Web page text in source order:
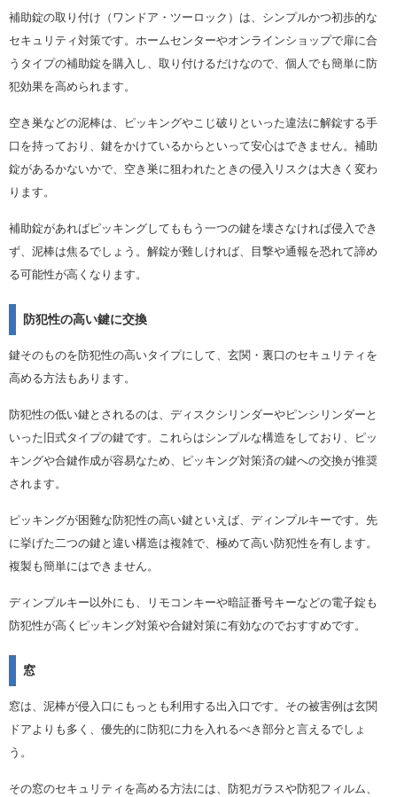
補助錠の取り付け（ワンドア・ツーロック）は、シンプルかつ初歩的な
セキュリティ対策です。ホームセンターやオンラインショップで扉に合
うタイプの補助錠を購入し、取り付けるだけなので、個人でも簡単に防
犯効果を高められます。
空き巣などの泥棒は、ピッキングやこじ破りといった違法に解錠する手
口を持っており、鍵をかけているからといって安心はできません。補助
錠があるかないかで、空き巣に狙われたときの侵入リスクは大きく変わ
ります。
補助錠があればピッキングしてももう一つの鍵を壊さなければ侵入でき
ず、泥棒は焦るでしょう。解錠が難しければ、目撃や通報を恐れて諦め
る可能性が高くなります。
防犯性の高い鍵に交換
鍵そのものを防犯性の高いタイプにして、玄関・裏口のセキュリティを
高める方法もあります。
防犯性の低い鍵とされるのは、ディスクシリンダーやピンシリンダーと
いった旧式タイプの鍵です。これらはシンプルな構造をしており、ピッ
キングや合鍵作成が容易なため、ピッキング対策済の鍵への交換が推奨
されます。
ピッキングが困難な防犯性の高い鍵といえば、ディンプルキーです。先
に挙げた二つの鍵と違い構造は複雑で、極めて高い防犯性を有します。
複製も簡単にはできません。
ディンプルキー以外にも、リモコンキーや暗証番号キーなどの電子錠も
防犯性が高くピッキング対策や合鍵対策に有効なのでおすすめです。
窓
窓は、泥棒が侵入口にもっとも利用する出入口です。その被害例は玄関
ドアよりも多く、優先的に防犯に力を入れるべき部分と言えるでしょ
う。
その窓のセキュリティを高める方法には、防犯ガラスや防犯フィルム、